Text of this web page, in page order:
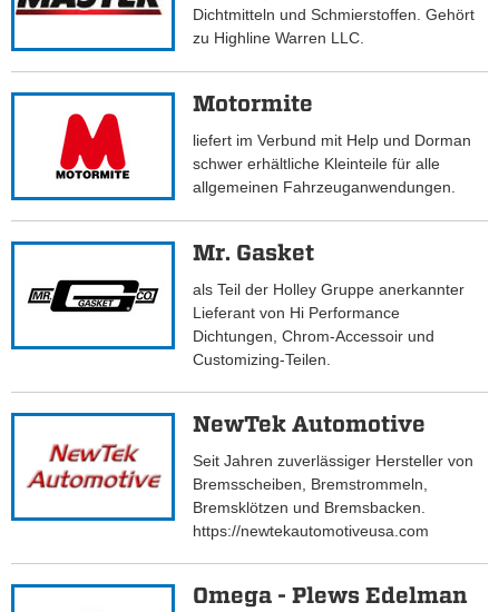
Dichtmitteln und Schmierstoffen. Gehört
zu Highline Warren LLC.
Motormite
liefert im Verbund mit Help und Dorman
schwer erhältliche Kleinteile für alle
allgemeinen Fahrzeuganwendungen.
Mr. Gasket
als Teil der Holley Gruppe anerkannter
Lieferant von Hi Performance
Dichtungen, Chrom-Accessoir und
Customizing-Teilen.
NewTek Automotive
Seit Jahren zuverlässiger Hersteller von
Bremsscheiben, Bremstrommeln,
Bremsklötzen und Bremsbacken.
https://newtekautomotiveusa.com
Omega - Plews Edelman